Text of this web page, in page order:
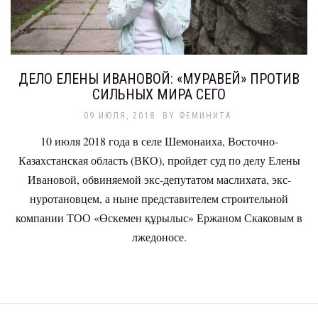
ДЕЛО ЕЛЕНЫ ИВАНОВОЙ: «МУРАВЕЙ» ПРОТИВ
СИЛЬНЫХ МИРА СЕГО
09 ИЮЛЯ, 2018 BY ФЕМИНИТА
10 июля 2018 года в селе Шемонаиха, Восточно-
Казахстанская область (ВКО), пройдет суд по делу Елены
Ивановой, обвиняемой экс-депутатом маслихата, экс-
нуротановцем, а ныне представителем строительной
компании ТОО «Өскемен құрылыс» Ержаном Скаковым в
лжедоносе.